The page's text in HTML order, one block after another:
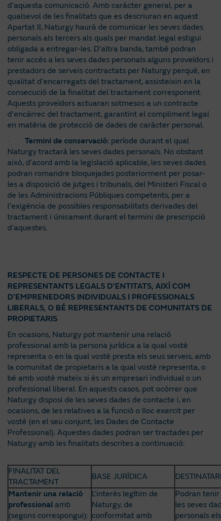
d’aquesta comunicació. Amb caràcter general, per a
qualsevol de les finalitats que es descriuran en aquest
Apartat II, Naturgy haurà de comunicar les seves dades
personals als tercers als quals per mandat legal estigui
obligada a entregar-les. D’altra banda, també podran
tenir accés a les seves dades personals alguns proveïdors i
prestadors de serveis contractats per Naturgy perquè, en
qualitat d’encarregats del tractament, assisteixin en la
consecució de la finalitat del tractament corresponent.
Aquests proveïdors actuaran sotmesos a un contracte
d’encàrrec del tractament, garantint el compliment legal
en matèria de protecció de dades de caràcter personal.
· Termini de conservació: període durant el qual
Naturgy tractarà les seves dades personals. No obstant
això, d’acord amb la legislació aplicable, les seves dades
podran romandre bloquejades posteriorment per posar-
les a disposició de jutges i tribunals, del Ministeri Fiscal o
de les Administracions Públiques competents, per a
l’exigència de possibles responsabilitats derivades del
tractament i únicament durant el termini de prescripció
d’aquestes.
RESPECTE DE PERSONES DE CONTACTE I
REPRESENTANTS LEGALS D’ENTITATS, AIXÍ COM
D’EMPRENEDORS INDIVIDUALS I PROFESSIONALS
LIBERALS, O BÉ REPRESENTANTS DE COMUNITATS DE
PROPIETARIS
En ocasions, Naturgy pot mantenir una relació
professional amb la persona jurídica a la qual vostè
representa o en la qual vostè presta els seus serveis, amb
la comunitat de propietaris a la qual vostè representa, o
bé amb vostè mateix si és un empresari individual o un
professional liberal. En aquests casos, pot ocórrer que
Naturgy disposi de les seves dades de contacte i, en
ocasions, de les relatives a la funció o lloc exercit per
vostè (en el seu conjunt, les Dades de Contacte
Professional). Aquestes dades podran ser tractades per
Naturgy amb les finalitats descrites a continuació:
FINALITAT DEL
TRACTAMENT
BASE JURÍDICA
Mantenir una relació
professional amb
(segons correspongui):
L’interès legítim de
Naturgy, de
conformitat amb
Podran tenir
les seves
personals els